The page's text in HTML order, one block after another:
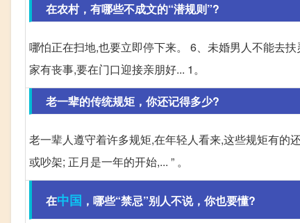
在农村，有哪些不成文的“潜规则”?
哪怕正在扫地,也要立即停下来。 6、未婚男人不能去
家有丧事,要在门口迎接亲朋好... 1。
老一辈的传统规矩，你还记得多少?
老一辈人遵守着许多规矩,在年轻人看来,这些规矩有的
或吵架; 正月是一年的开始,... ” 。
在中国 ，哪些“禁忌”别人不说，你也要懂?